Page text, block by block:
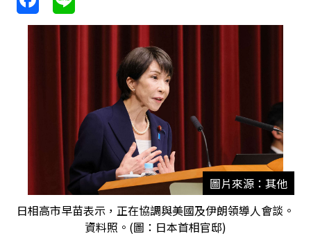
圖片來源：其他
日相高市早苗表示，正在協調與美國及伊朗領導人會談。
資料照。(圖：日本首相官邸)